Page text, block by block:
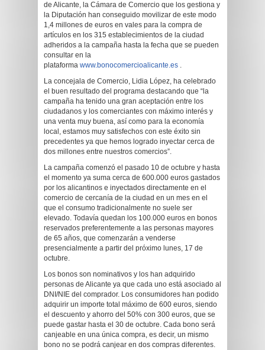
de Alicante, la Cámara de Comercio que los gestiona y
la Diputación han conseguido movilizar de este modo
1,4 millones de euros en vales para la compra de
artículos en los 315 establecimientos de la ciudad
adheridos a la campaña hasta la fecha que se pueden
consultar en la
plataforma www.bonocomercioalicante.es .
La concejala de Comercio, Lidia López, ha celebrado
el buen resultado del programa destacando que “la
campaña ha tenido una gran aceptación entre los
ciudadanos y los comerciantes con máximo interés y
una venta muy buena, así como para la economía
local, estamos muy satisfechos con este éxito sin
precedentes ya que hemos logrado inyectar cerca de
dos millones entre nuestros comercios”.
La campaña comenzó el pasado 10 de octubre y hasta
el momento ya suma cerca de 600.000 euros gastados
por los alicantinos e inyectados directamente en el
comercio de cercanía de la ciudad en un mes en el
que el consumo tradicionalmente no suele ser
elevado. Todavía quedan los 100.000 euros en bonos
reservados preferentemente a las personas mayores
de 65 años, que comenzarán a venderse
presencialmente a partir del próximo lunes, 17 de
octubre.
Los bonos son nominativos y los han adquirido
personas de Alicante ya que cada uno está asociado al
DNI/NIE del comprador. Los consumidores han podido
adquirir un importe total máximo de 600 euros, siendo
el descuento y ahorro del 50% con 300 euros, que se
puede gastar hasta el 30 de octubre. Cada bono será
canjeable en una única compra, es decir, un mismo
bono no se podrá canjear en dos compras diferentes.